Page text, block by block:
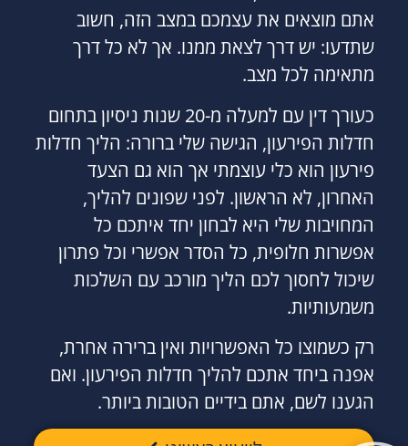
אתם מוצאים את עצמכם במצב הזה, חשוב
שתדעו: יש דרך לצאת ממנו. אך לא כל דרך
מתאימה לכל מצב.
כעורך דין עם למעלה מ-20 שנות ניסיון בתחום
חדלות הפירעון, הגישה שלי ברורה: הליך חדלות
פירעון הוא כלי עוצמתי אך הוא גם הצעד
האחרון, לא הראשון. לפני שפונים להליך,
המחויבות שלי היא לבחון יחד איתכם כל
אפשרות חלופית, כל הסדר אפשרי וכל פתרון
שיכול לחסוך לכם הליך מורכב עם השלכות
משמעותיות.
רק כשמוצו כל האפשרויות ואין ברירה אחרת,
אפנה ביחד אתכם להליך חדלות הפירעון. ואם
הגענו לשם, אתם בידיים הטובות ביותר.